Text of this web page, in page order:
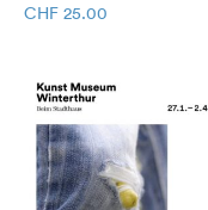
CHF 25.00